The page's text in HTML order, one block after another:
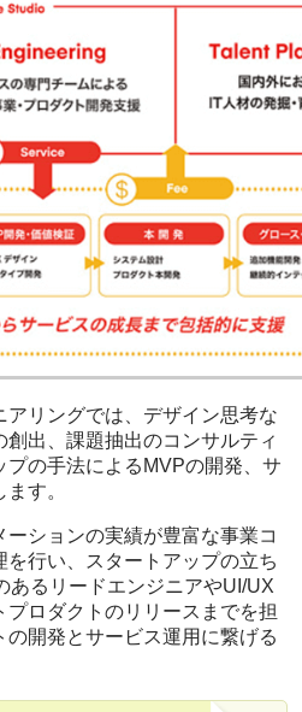
アリングでは、デザイン思考な
出、課題抽出のコンサルティ
プの手法によるMVPの開発、サ
す。
ションの実績が豊富な事業コ
を行い、スタートアップの立ち
あるリードエンジニアやUI/UX
ロダクトのリリースまでを担
開発とサービス運用に繋げる